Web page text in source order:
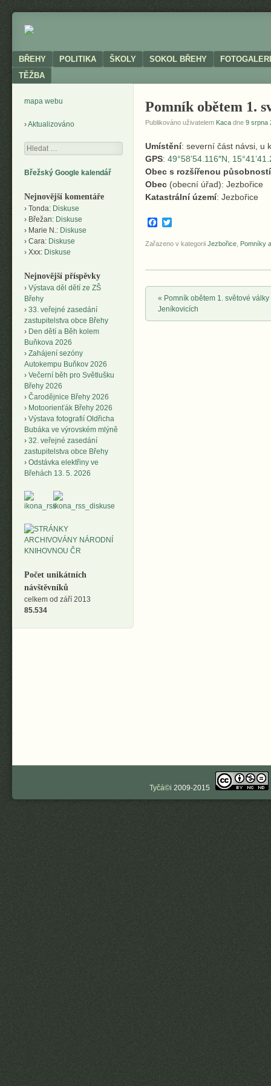
BŘEHY
Neoficiální
obce
Menu
SKIP TO CONTENT
BŘEHY POLITIKA ŠKOLY SOKOL BŘEHY
TĚŽBA
Pomník obětem 1.
Publikováno uživatelem Kaca dne 9 srpna
Umístění: severní část návsi, u
GPS: 49°58’54.116″N,
Obec s rozšířenou působností
Obec (obecní úřad): Jezbořice
Katastrální území: Jezbořice
Facebook
Zařazeno v kategorii Jezbořice Pomníky
Post navigation
« Pomník obětem 1. světové války
Jeníkovicích
mapa webu
Aktualizováno
Hledání
Břežský Google kalendář
Nejnovější komentáře
Tonda: Diskuse
Břežan: Diskuse
Marie N.: Diskuse
Cara: Diskuse
Xxx: Diskuse
Nejnovější příspěvky
Výstava děl dětí ze ZŠ
Břehy
33. veřejné zasedání
zastupitelstva obce Břehy
Den dětí a Běh kolem
Buňkova 2026
Zahájení sezóny
Autokempu Buňkov 2026
Večerní běh pro Světlušku
Břehy 2026
Čarodějnice Břehy 2026
Motoorienťák Břehy 2026
Výstava fotografií Oldřicha
Bubáka ve výrovském mlýně
32. veřejné zasedání
zastupitelstva obce Břehy
Odstávka elektřiny ve
Břehách 13. 5. 2026
Počet unikátních
návštěvníků
celkem od září 2013
85.534
Tyčá©i 2009-2015